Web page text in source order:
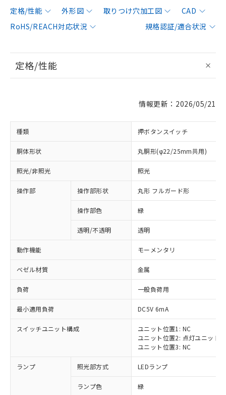
定格/性能 外形図 取りつけ穴加工図
CAD
RoHS/REACH対応状況
規格認証/適合状況
定格/性能
情報更新：2026/05/21
種類 押ボタンスイッチ
胴体形状 丸胴形(φ22/25mm共用)
照光/非照光 照光
操作部 操作部形状 丸形 フルガード形
操作部色 緑
透明/不透明 透明
動作機能 モーメンタリ
ベゼル材質 金属
負荷 一般負荷用
最小適用負荷 DC5V 6mA
スイッチユニット構成
ユニット位置1: NC
ユニット位置2: 点灯ユニット
ユニット位置3: NC
ランプ 照光部方式 LEDランプ
ランプ色 緑